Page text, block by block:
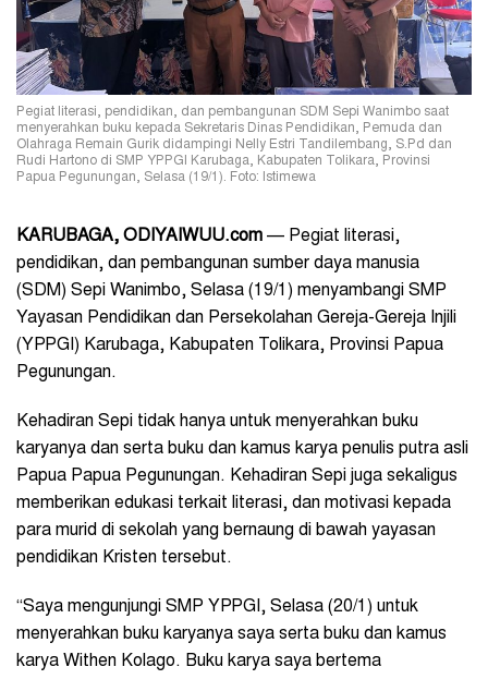
Pegiat literasi, pendidikan, dan pembangunan SDM Sepi Wanimbo saat
menyerahkan buku kepada Sekretaris Dinas Pendidikan, Pemuda dan
Olahraga Remain Gurik didampingi Nelly Estri Tandilembang, S.Pd dan
Rudi Hartono di SMP YPPGI Karubaga, Kabupaten Tolikara, Provinsi
Papua Pegunungan, Selasa (19/1). Foto: Istimewa
KARUBAGA, ODIYAIWUU.com — Pegiat literasi,
pendidikan, dan pembangunan sumber daya manusia
(SDM) Sepi Wanimbo, Selasa (19/1) menyambangi SMP
Yayasan Pendidikan dan Persekolahan Gereja-Gereja Injili
(YPPGI) Karubaga, Kabupaten Tolikara, Provinsi Papua
Pegunungan.
Kehadiran Sepi tidak hanya untuk menyerahkan buku
karyanya dan serta buku dan kamus karya penulis putra asli
Papua Papua Pegunungan. Kehadiran Sepi juga sekaligus
memberikan edukasi terkait literasi, dan motivasi kepada
para murid di sekolah yang bernaung di bawah yayasan
pendidikan Kristen tersebut.
“Saya mengunjungi SMP YPPGI, Selasa (20/1) untuk
menyerahkan buku karyanya saya serta buku dan kamus
karya Withen Kolago. Buku karya saya bertema